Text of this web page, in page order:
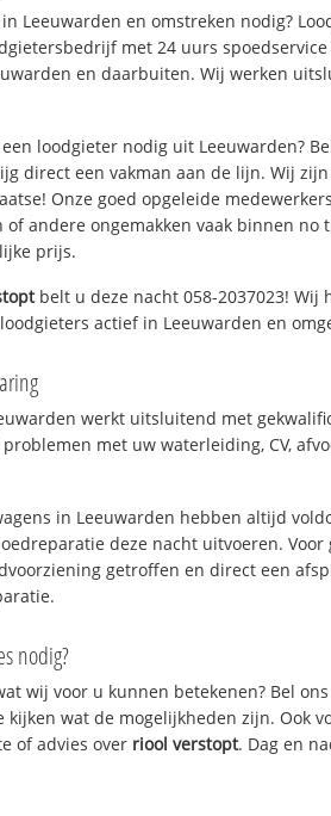
Leeuwarden en omstreken nodig?
met 24 uurs
en daarbuiten. Wij werken
loodgieter nodig uit Leeuwarden?
direct een vakman aan de lijn. Wij
Onze goed opgeleide
of andere ongemakken vaak binnen no
prijs.
belt u deze nacht 058-2037023! Wij
actief in Leeuwarden en
werkt uitsluitend met
met uw waterleiding, CV,
in Leeuwarden hebben altijd
deze nacht uitvoeren.
getroffen en direct een
nodig?
wij voor u kunnen betekenen? Bel
kijken wat de mogelijkheden zijn. Ook
of advies over riool verstopt. Dag en